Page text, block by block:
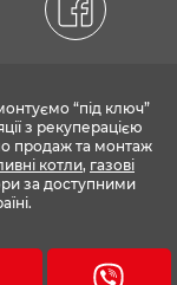
“під ключ”
з рекуперацією
продаж та монтаж
котли, газові
за доступними